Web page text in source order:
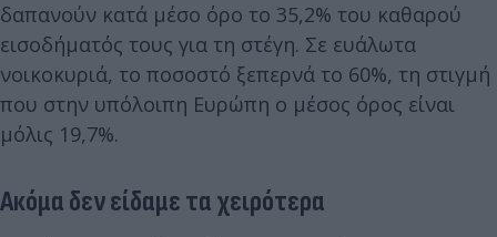
δαπανούν κατά μέσο όρο το 35,2% του καθαρού
εισοδήματός τους για τη στέγη. Σε ευάλωτα
νοικοκυριά, το ποσοστό ξεπερνά το 60%, τη στιγμή
που στην υπόλοιπη Ευρώπη ο μέσος όρος είναι
μόλις 19,7%.
Ακόμα δεν είδαμε τα χειρότερα